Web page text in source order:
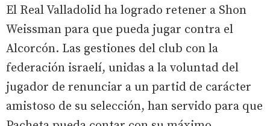
El Real Valladolid ha logrado retener a Shon
Weissman para que pueda jugar contra el
Alcorcón. Las gestiones del club con la
federación israelí, unidas a la voluntad del
jugador de renunciar a un partid de carácter
amistoso de su selección, han servido para que